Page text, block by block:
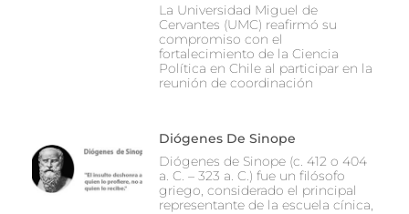
La Universidad Miguel de
Cervantes (UMC) reafirmó su
compromiso con el
fortalecimiento de la Ciencia
Política en Chile al participar en la
reunión de coordinación
Diógenes De Sinope
Diógenes de Sinope (c. 412 o 404
a. C. – 323 a. C.) fue un filósofo
griego, considerado el principal
representante de la escuela cínica,